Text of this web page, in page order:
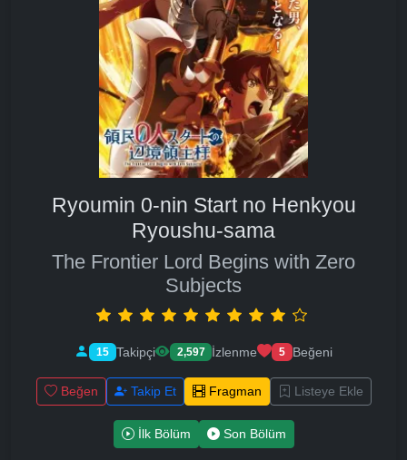
Ryoumin 0-nin Start no Henkyou
Ryoushu-sama
The Frontier Lord Begins with Zero
Subjects
15 Takipçi 2,597 İzlenme 5 Beğeni
Beğen Takip Et Fragman Listeye Ekle
İlk Bölüm Son Bölüm